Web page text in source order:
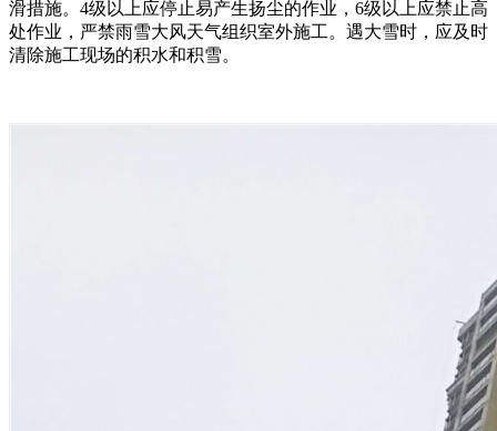
滑措施。4级以上应停止易产生扬尘的作业，6级以上应禁止高
处作业，严禁雨雪大风天气组织室外施工。遇大雪时，应及时
清除施工现场的积水和积雪。